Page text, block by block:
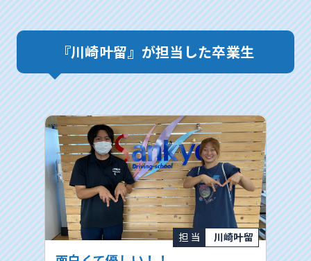
『川崎叶留』が担当した卒業生
担 当 川崎叶留